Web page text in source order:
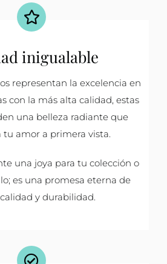
inigualable
representan la excelencia en
con la más alta calidad, estas
una belleza radiante que
tu amor a primera vista.
una joya para tu colección o
es una promesa eterna de
y durabilidad.